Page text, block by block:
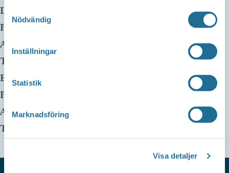
Samtyckesval
Nödvändig
Inställningar
Statistik
Marknadsföring
Visa detaljer
Datum:
Plats:
Motala huvudbibliotek
Adress:
Telefon:
E-mail: bibl.info@motala.se
Pris:
Arrangör:Motala Bibliotek
Telefonnummer arrangör: